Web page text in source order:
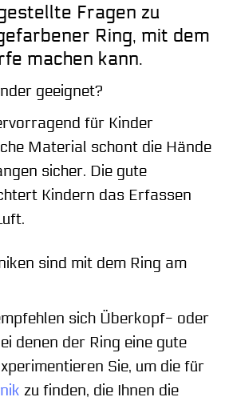
Fragen zu
Ring, mit dem
machen kann.
geeignet?
für Kinder
Material schont die Hände
sicher. Die gute
Kindern das Erfassen
sind mit dem Ring am
sich Überkopf- oder
denen der Ring eine gute
Sie, um die für
zu finden, die Ihnen die